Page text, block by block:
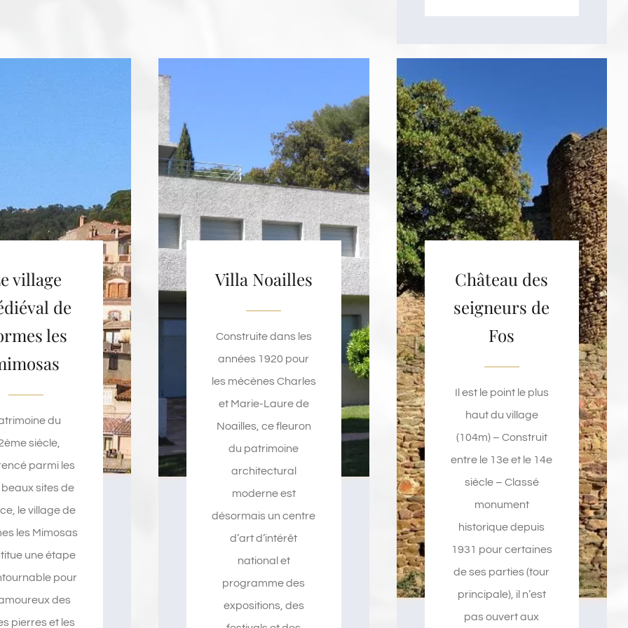
village
de
les
du
siècle,
parmi les
sites de
le village de
les Mimosas
une étape
pour
des
pierres et les
Villa Noailles
Construite dans les
années 1920 pour
les mécènes Charles
et Marie-Laure de
Noailles, ce fleuron
du patrimoine
architectural
moderne est
désormais un centre
d’art d’intérêt
national et
programme des
expositions, des
Château des
seigneurs de
Fos
Il est le point le plus
haut du village
(104m) – Construit
entre le 13e et le 14e
siècle – Classé
monument
historique depuis
1931 pour certaines
de ses parties (tour
principale), il n’est
pas ouvert aux